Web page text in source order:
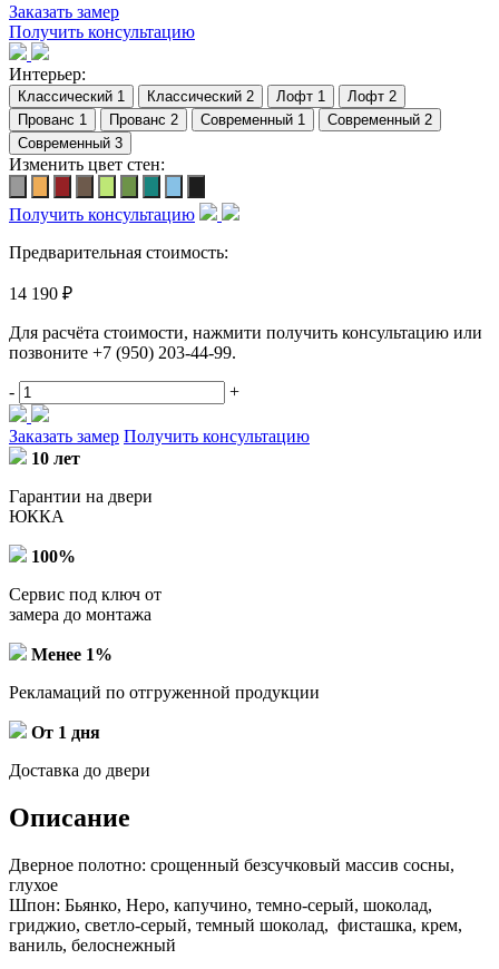
Заказать замер
Получить консультацию
Интерьер:
Изменить цвет стен:
Получить консультацию
Предварительная стоимость:
14 190 ₽
Для расчёта стоимости, нажмити получить консультацию или
позвоните +7 (950) 203-44-99.
- +
Заказать замер Получить консультацию
10 лет
Гарантии на двери
ЮККА
100%
Сервис под ключ от
замера до монтажа
Менее 1%
Рекламаций по отгруженной продукции
От 1 дня
Доставка до двери
Описание
Дверное полотно: срощенный безсучковый массив сосны,
глухое
Шпон: Бьянко, Неро, капучино, темно-серый, шоколад,
гриджио, светло-серый, темный шоколад, фисташка, крем,
ваниль, белоснежный